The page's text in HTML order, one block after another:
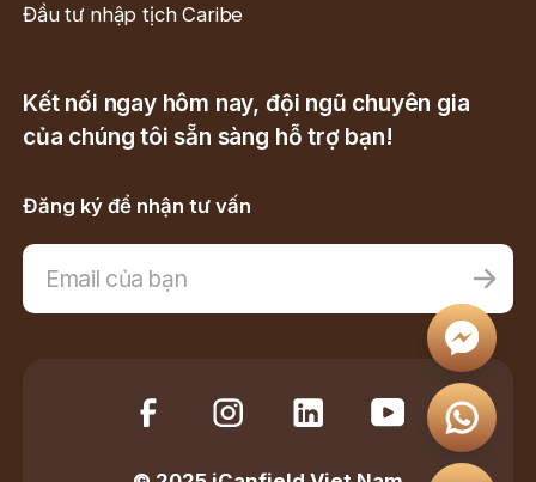
Đầu tư nhập tịch Caribe
Kết nối ngay hôm nay, đội ngũ chuyên gia
của chúng tôi sẵn sàng hỗ trợ bạn!
Đăng ký để nhận tư vấn